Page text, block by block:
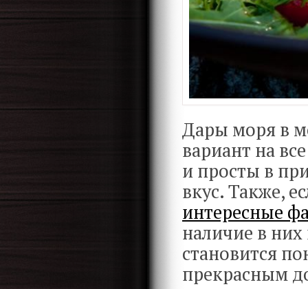
Дары моря в
вариант на
и просты в
вкус. Также,
интересные
наличие в
становится
прекрасным